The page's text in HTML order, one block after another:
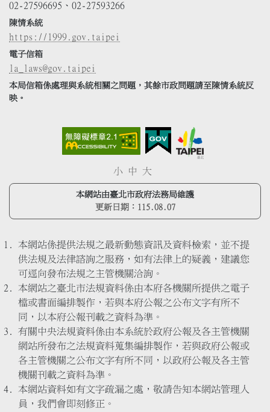
02-27596695、02-27593266
陳情系統
https://1999.gov.taipei
電子信箱
la_laws@gov.taipei
本局信箱係處理與系統相關之問題，其餘市政問題請至陳情系統反
映。
小 中 大
本網站由臺北市政府法務局維護
更新日期： 115.08.07
本網站係提供法規之最新動態資訊及資料檢索，並不提
供法規及法律諮詢之服務，如有法律上的疑義，建議您
可逕向發布法規之主管機關洽詢。
本網站之臺北市法規資料係由本府各機關所提供之電子
檔或書面編排製作，若與本府公報之公布文字有所不
同，以本府公報刊載之資料為準。
有關中央法規資料係由本系統於政府公報及各主管機關
網站所發布之法規資料蒐集編排製作，若與政府公報或
各主管機關之公布文字有所不同，以政府公報及各主管
機關刊載之資料為準。
本網站資料如有文字疏漏之處，敬請告知本網站管理人
員，我們會即刻修正。